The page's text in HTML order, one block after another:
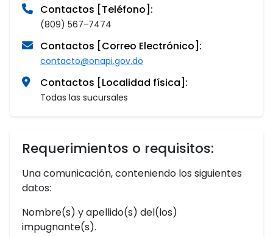
Contactos [Teléfono]:
(809) 567-7474
Contactos [Correo Electrónico]:
contacto@onapi.gov.do
Contactos [Localidad física]:
Todas las sucursales
Requerimientos o requisitos:
Una comunicación, conteniendo los siguientes
datos:
Nombre(s) y apellido(s) del(los)
impugnante(s).